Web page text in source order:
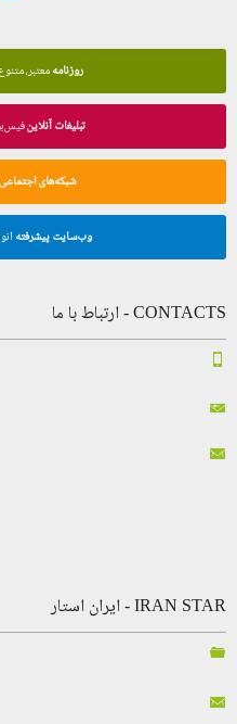
روزنامهمعتبر،
تبلیغات آنلاین
شبکه‌های اجتماعی
وب‌سایت پیشرفته
CONTACTS - ارتباط با ما
IRAN STAR - ایران استار